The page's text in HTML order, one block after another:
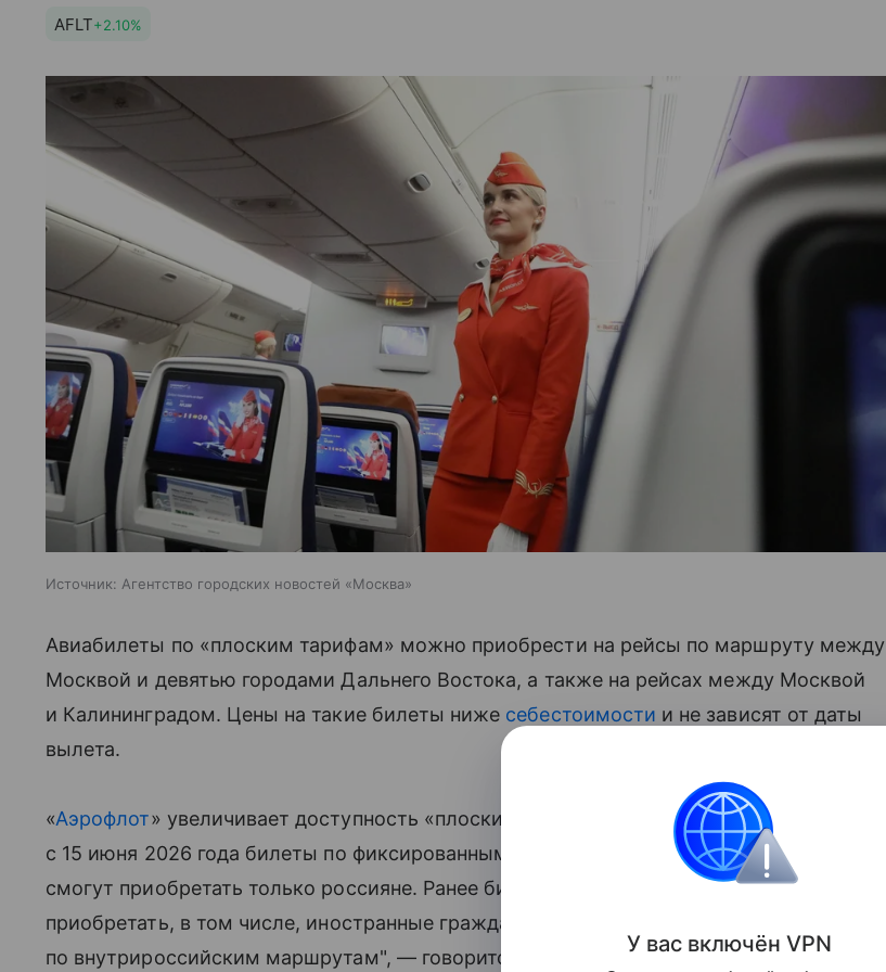
AFLT+2.10%
Источник: Агентство городских новостей «Москва»
Авиабилеты по «плоским тарифам» можно приобрести на рейсы по маршруту между
Москвой и девятью городами Дальнего Востока, а также на рейсах между Москвой
и Калининградом. Цены на такие билеты ниже себестоимости и не зависят от даты
вылета.
«Аэрофлот» увеличивает доступность «плоских» тарифов для граждан России:
с 15 июня 2026 года билеты по фиксированным тарифам экономического класса
смогут приобретать только россияне. Ранее билеты по «плоским» тарифам могли
приобретать, в том числе, иностранные граждане, путешествующие
по внутрироссийским маршрутам", — говорится в сообщении.
У вас включён VPN